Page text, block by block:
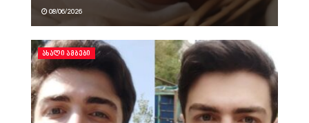
08/06/2026
ᲐᲮᲐᲚᲘ ᲐᲛᲑᲔᲑᲘ